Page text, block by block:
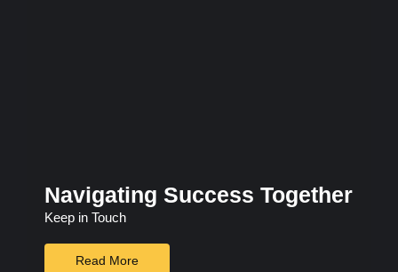
Navigating Success Together
Keep in Touch
Read More